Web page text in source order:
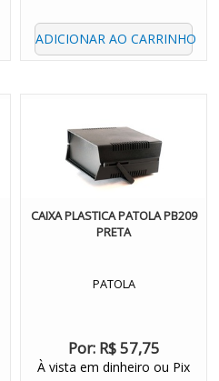
ADICIONAR AO CARRINHO
CAIXA PLASTICA PATOLA PB209
PRETA
PATOLA
Por: R$ 57,75
À vista em dinheiro ou Pix